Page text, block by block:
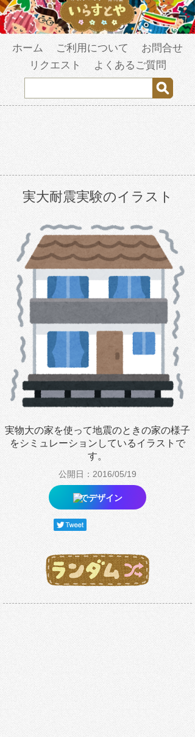
ホーム ご利用について
お問合せ
リクエスト
よくあるご質問
実大耐震実験のイラスト
実物大の家を使って地震のときの家の様子
をシミュレーションしているイラストで
す。
公開日：2016/05/19
でデザイン